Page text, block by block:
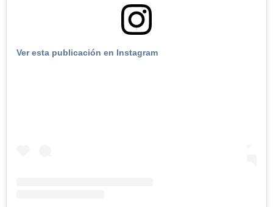
Ver esta publicación en Instagram